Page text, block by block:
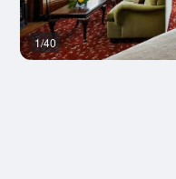
1/40